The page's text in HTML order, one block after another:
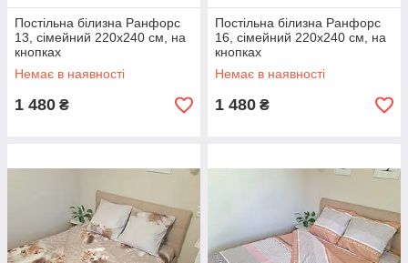
Постільна білизна Ранфорс
13, сімейний 220х240 см, на
кнопках
Немає в наявності
1 480 ₴
Постільна білизна Ранфорс
16, сімейний 220х240 см, на
кнопках
Немає в наявності
1 480 ₴